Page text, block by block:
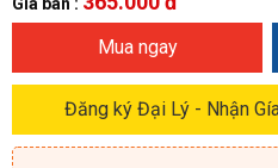
Mua ngay
Đăng ký Đại Lý - Nhận